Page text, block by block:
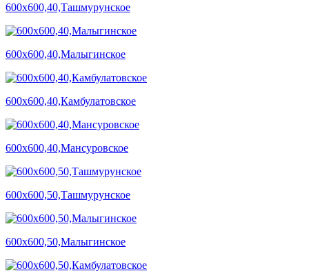
600х600,40,Ташмурунское
600х600,40,Малыгинское
600х600,40,Камбулатовское
600х600,40,Мансуровское
600х600,50,Ташмурунское
600х600,50,Малыгинское